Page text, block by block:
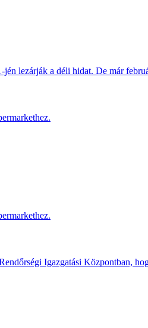
lezárják a déli hidat. De már
Igazgatási Központban,